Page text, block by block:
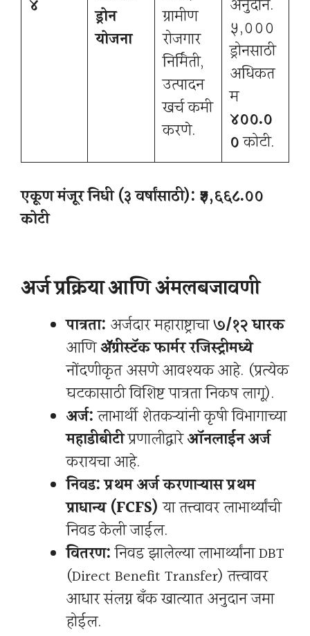
४
ड्रोन
योजना
ग्रामीण
रोजगार
निर्मिती,
उत्पादन
खर्च कमी
करणे.
अनुदान.
५,०००
ड्रोनसाठी
अधिकत
म
४००.०
०कोटी.
एकूण मंजूर निधी (३ वर्षांसाठी): ₹५,६६८.००
कोटी
अर्ज प्रक्रिया आणि अंमलबजावणी
पात्रता: अर्जदार महाराष्ट्राचा७/१२ धारक
आणिॲग्रीस्टॅक फार्मर रजिस्ट्रीमध्ये
नोंदणीकृत असणे आवश्यक आहे. (प्रत्येक
घटकासाठी विशिष्ट पात्रता निकष लागू).
अर्ज:लाभार्थी शेतकऱ्यांनी कृषी विभागाच्या
महाडीबीटीप्रणालीद्वारेऑनलाईन अर्ज
करायचा आहे.
निवड: प्रथम अर्ज करणाऱ्यास प्रथम
प्राधान्य (FCFS) या तत्त्वावर लाभार्थ्यांची
निवड केली जाईल.
वितरण:निवड झालेल्या लाभार्थ्यांना DBT
(Direct Benefit Transfer) तत्त्वावर
आधार संलग्न बँक खात्यात अनुदान जमा
होईल.